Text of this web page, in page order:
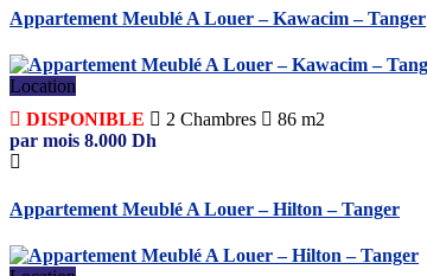
Appartement Meublé A Louer – Kawacim – Tanger
Location
DISPONIBLE
2 Chambres
86 m2
par mois 8.000 Dh
Appartement Meublé A Louer – Hilton – Tanger